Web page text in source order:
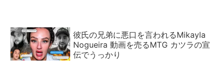
彼氏の兄弟に悪口を言われるMikayla
Nogueira 動画を売るMTG カツラの宣
伝でうっかり